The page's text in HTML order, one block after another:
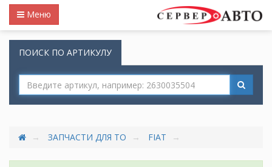
Меню
ПОИСК ПО АРТИКУЛУ
ЗАПЧАСТИ ДЛЯ ТО FIAT